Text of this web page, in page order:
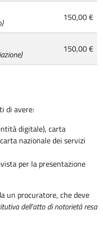
150,00 €
150,00 €
di avere:
digitale), carta
nazionale dei servizi
per la presentazione
un procuratore, che deve
dell'atto di notorietà resa